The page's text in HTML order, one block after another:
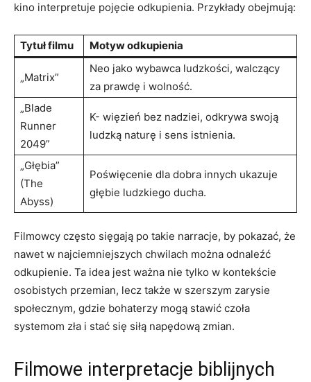
kino interpretuje pojęcie odkupienia. Przykłady obejmują:
Tytuł filmu Motyw odkupienia
„Matrix”
Neo jako wybawca ludzkości, walczący
za prawdę i wolność.
„Blade
Runner
2049”
K- więzień bez nadziei, odkrywa swoją
ludzką naturę i sens istnienia.
„Głębia”
(The
Abyss)
Poświęcenie dla dobra innych ukazuje
głębie ludzkiego ducha.
Filmowcy często sięgają po takie narracje, by pokazać, że
nawet w najciemniejszych chwilach można odnaleźć
odkupienie. Ta idea jest ważna nie tylko w kontekście
osobistych przemian, lecz także w szerszym zarysie
społecznym, gdzie bohaterzy mogą stawić czoła
systemom zła i stać się siłą napędową zmian.
Filmowe interpretacje biblijnych